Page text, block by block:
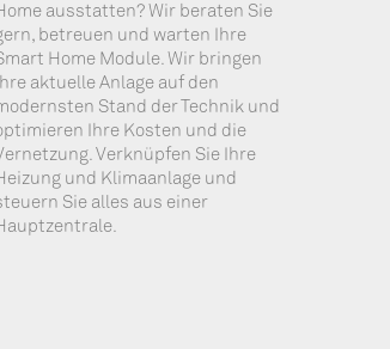
aus­stat­ten? Wir bera­ten Sie
betreu­en und war­ten Ihre
Home Modu­le. Wir brin­gen
Ihre aktu­el­le Anla­ge auf den
Stand der Tech­nik und
Ihre Kos­ten und die
Ver­knüp­fen Sie Ihre
und Kli­ma­an­la­ge und
Sie alles aus einer